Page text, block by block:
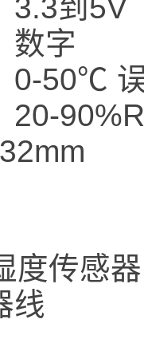
3.3到5V
数字
0-50℃
20-
度传
器线